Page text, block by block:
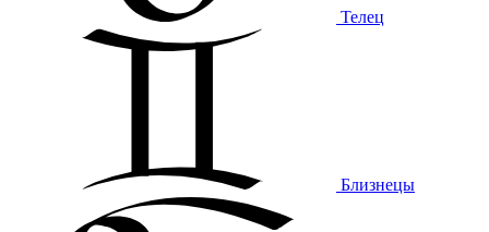
Телец
Близнецы